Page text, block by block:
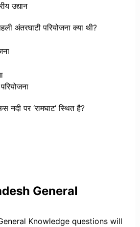
उद्यान
अंतरघाटी परियोजना क्या थी?
नदी पर ‘रामघाट’ स्थित है?
General
Knowledge questions will